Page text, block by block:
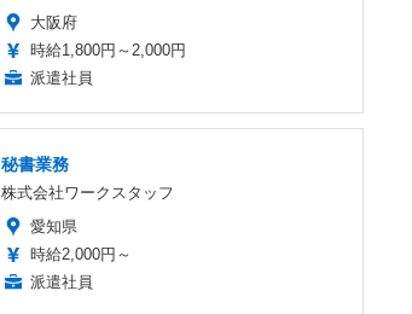
大阪府
時給1,800円～2,000円
派遣社員
秘書業務
株式会社ワークスタッフ
愛知県
時給2,000円～
派遣社員